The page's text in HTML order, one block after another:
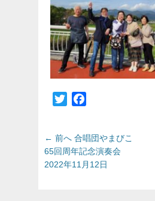
Twitter
投
稿
ナ
← 前へ 前
の
投
合唱団やまびこ
65回周年記念演奏会
2022年11月12日